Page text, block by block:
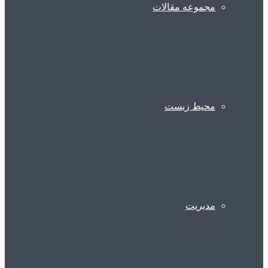
مجموعه مقالات
محیط زیست
مدیریت